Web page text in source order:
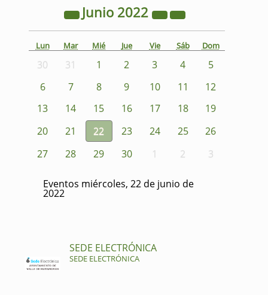
Junio 2022
Lun Mar Mié Jue Vie Sáb Dom
30 31 1 2 3 4
5
6
7 8 9 10 11
12
13
14 15 16 17 18
19
20
21 22 23 24 25
26
27
28 29 30 1 2 3
Eventos miércoles, 22 de junio de
2022
SEDE ELECTRÓNICA
SEDE ELECTRÓNICA